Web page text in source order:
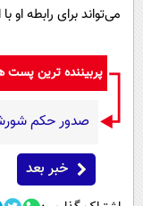
می‌تواند برای رابطه
پربیننده ترین
صدور حکم
خبر بعد